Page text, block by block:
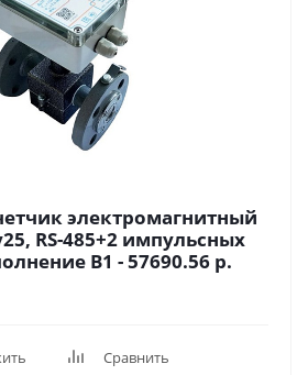
электромагнитный
RS-485+2 импульсных
В1 - 57690.56 р.
Сравнить